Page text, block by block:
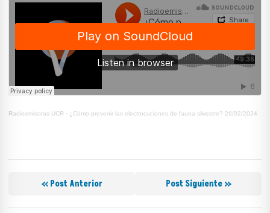
Radioemisoras UCR · ¿Cómo prevenir las electrocuciones de fauna silvestre? 26/02/2024
« Post Anterior Post Siguiente »